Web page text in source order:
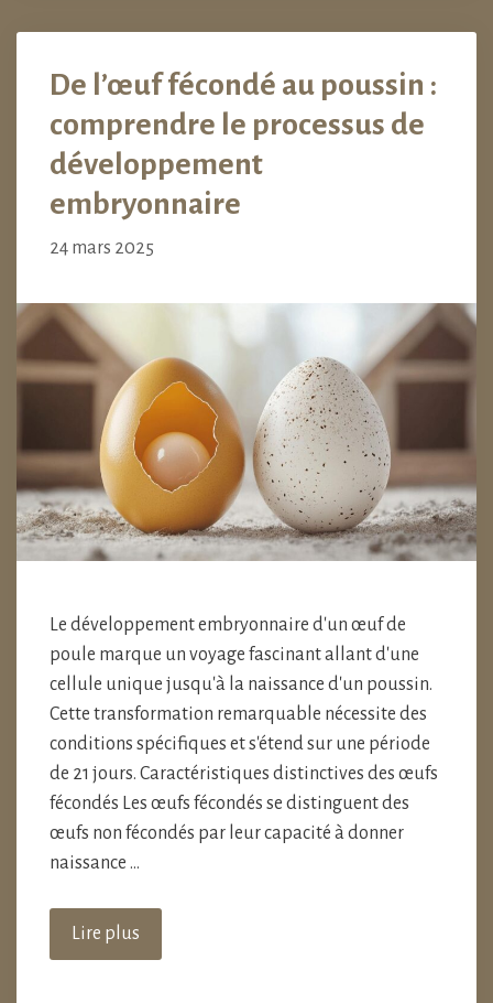
De l’œuf fécondé au poussin :
comprendre le processus de
développement
embryonnaire
24 mars 2025
Le développement embryonnaire d'un œuf de
poule marque un voyage fascinant allant d'une
cellule unique jusqu'à la naissance d'un poussin.
Cette transformation remarquable nécessite des
conditions spécifiques et s'étend sur une période
de 21 jours. Caractéristiques distinctives des œufs
fécondés Les œufs fécondés se distinguent des
œufs non fécondés par leur capacité à donner
naissance …
Lire plus